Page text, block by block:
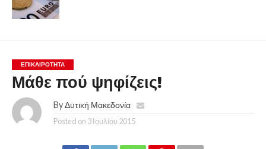
ΕΠΙΚΑΙΡΟΤΗΤΑ
Μάθε πού ψηφίζεις!
By Δυτική Μακεδονία
Posted on 3 Ιουλίου 2015